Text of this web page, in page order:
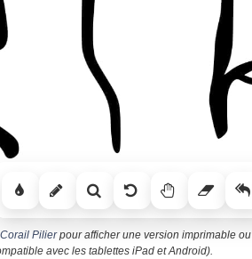
Pilierpour afficher une version imprimable ou
avec les tablettes iPad et Android).